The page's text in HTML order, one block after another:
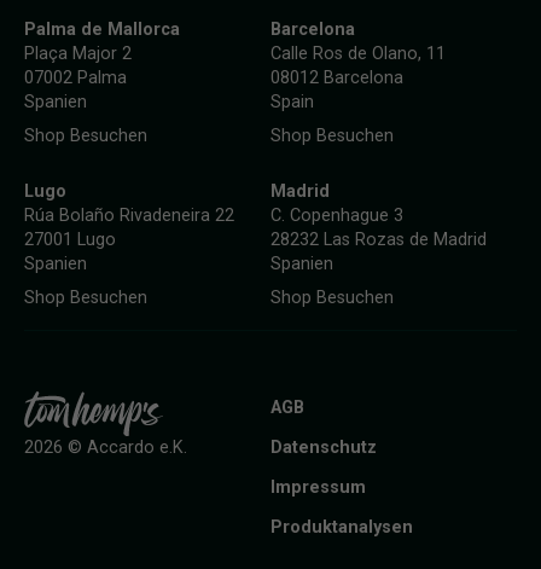
Palma de Mallorca
Plaça Major 2
07002 Palma
Spanien
Shop Besuchen
Barcelona
Calle Ros de Olano, 11
08012 Barcelona
Spain
Shop Besuchen
Lugo
Rúa Bolaño Rivadeneira 22
27001 Lugo
Spanien
Shop Besuchen
Madrid
C. Copenhague 3
28232 Las Rozas de Madrid
Spanien
Shop Besuchen
AGB
Datenschutz
Impressum
Produktanalysen
2026 © Accardo e.K.